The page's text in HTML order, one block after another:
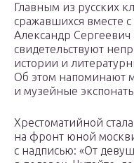
Главным из русских
сражавшихся вместе
Александр
свидетельствуют
истории и
Об этом напоминают
и музейные
Хрестоматийной
на фронт юной
с надписью: «От